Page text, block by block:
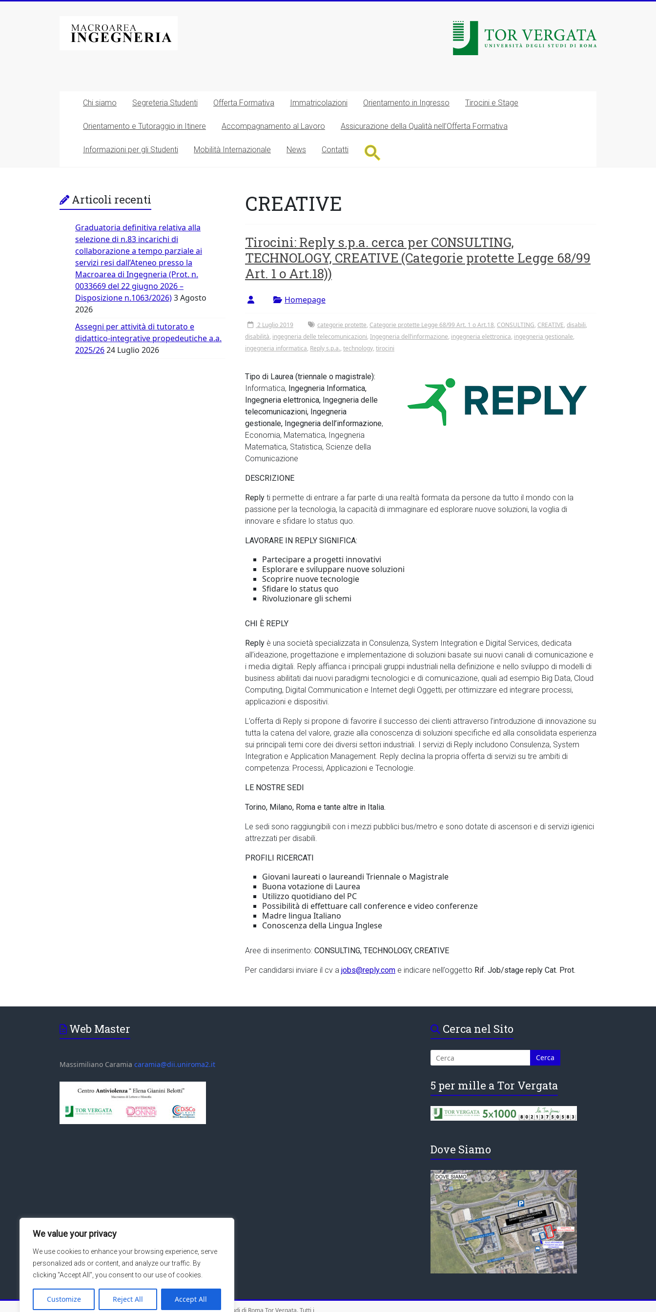
We value your privacy
We use cookies to enhance your browsing experience, serve
personalized ads or content, and analyze our traffic. By
clicking "Accept All", you consent to our use of cookies.
Customize Reject All Accept All
Macroarea
di
Università
degli
Studi
Tor
Vergata
Chi siamo Segreteria Studenti Offerta Formativa Immatricolazioni Orientamento in Ingresso Tirocini e Stage
Orientamento e Tutoraggio in Itinere Accompagnamento al Lavoro Assicurazione della Qualità nell’Offerta Formativa
Informazioni per gli Studenti Mobilità Internazionale News Contatti
CREATIVE
Tirocini: Reply s.p.a. cerca per CONSULTING,
TECHNOLOGY, CREATIVE (Categorie protette Legge 68/99
Art. 1 o Art.18))
Homepage
2 Luglio 2019 categorie protette, Categorie protette Legge 68/99 Art. 1 o Art.18, CONSULTING, CREATIVE, disabili,
disabilità, ingegneria delle telecomunicazioni, Ingegneria dell’informazione, ingegneria elettronica, ingegneria gestionale,
ingegneria informatica, Reply s.p.a., technology, tirocini
Tipo di Laurea (triennale o magistrale):
Informatica, Ingegneria Informatica,
Ingegneria elettronica, Ingegneria delle
telecomunicazioni, Ingegneria
gestionale, Ingegneria dell’informazione,
Economia, Matematica, Ingegneria
Matematica, Statistica, Scienze della
Comunicazione
DESCRIZIONE
Reply ti permette di entrare a far parte di una realtà formata da persone da tutto il mondo con la
passione per la tecnologia, la capacità di immaginare ed esplorare nuove soluzioni, la voglia di
innovare e sfidare lo status quo.
LAVORARE IN REPLY SIGNIFICA:
Partecipare a progetti innovativi
Esplorare e sviluppare nuove soluzioni
Scoprire nuove tecnologie
Sfidare lo status quo
Rivoluzionare gli schemi
CHI È REPLY
Reply è una società specializzata in Consulenza, System Integration e Digital Services, dedicata
all’ideazione, progettazione e implementazione di soluzioni basate sui nuovi canali di comunicazione e
i media digitali. Reply affianca i principali gruppi industriali nella definizione e nello sviluppo di modelli di
business abilitati dai nuovi paradigmi tecnologici e di comunicazione, quali ad esempio Big Data, Cloud
Computing, Digital Communication e Internet degli Oggetti, per ottimizzare ed integrare processi,
applicazioni e dispositivi.
L’offerta di Reply si propone di favorire il successo dei clienti attraverso l’introduzione di innovazione su
tutta la catena del valore, grazie alla conoscenza di soluzioni specifiche ed alla consolidata esperienza
sui principali temi core dei diversi settori industriali. I servizi di Reply includono Consulenza, System
Integration e Application Management. Reply declina la propria offerta di servizi su tre ambiti di
competenza: Processi, Applicazioni e Tecnologie.
LE NOSTRE SEDI
Torino, Milano, Roma e tante altre in Italia.
Le sedi sono raggiungibili con i mezzi pubblici bus/metro e sono dotate di ascensori e di servizi igienici
attrezzati per disabili.
PROFILI RICERCATI
Giovani laureati o laureandi Triennale o Magistrale
Buona votazione di Laurea
Utilizzo quotidiano del PC
Possibilità di effettuare call conference e video conferenze
Madre lingua Italiano
Conoscenza della Lingua Inglese
Aree di inserimento: CONSULTING, TECHNOLOGY, CREATIVE
Per candidarsi inviare il cv a jobs@reply.com e indicare nell’oggetto Rif. Job/stage reply Cat. Prot.
Articoli recenti
Graduatoria definitiva relativa alla
selezione di n.83 incarichi di
collaborazione a tempo parziale ai
servizi resi dall’Ateneo presso la
Macroarea di Ingegneria (Prot. n.
0033669 del 22 giugno 2026 –
Disposizione n.1063/2026)3 Agosto
2026
Assegni per attività di tutorato e
didattico-integrative propedeutiche a.a.
2025/2624 Luglio 2026
Web Master
Massimiliano Caramia caramia@dii.uniroma2.it
Cerca nel Sito
5 per mille a Tor Vergata
Dove Siamo
Copyright © 2026Macroarea di Ingegneria – Università degli Studi di Roma Tor Vergata. Tutti i